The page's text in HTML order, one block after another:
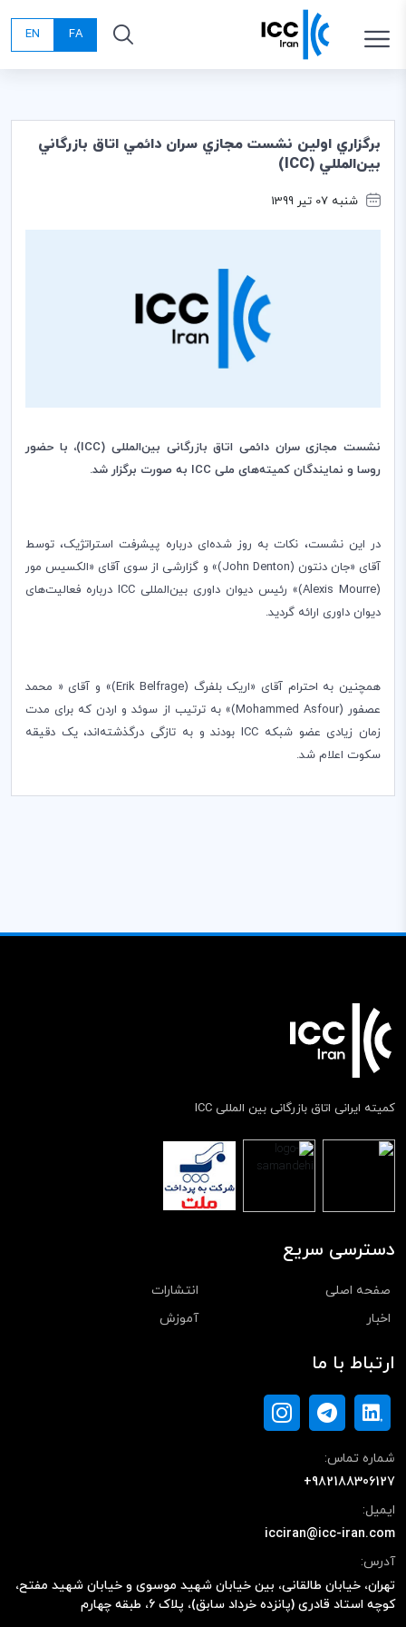
FA
EN
برگزاري اولين نشست مجازي سران دائمي اتاق بازرگاني
بين‌المللي (ICC)
شنبه 07 تیر 1399
نشست مجازی سران دائمی اتاق بازرگانی بین‌المللی (ICC)، با حضور
روسا و نمایندگان کمیته‌های ملی ICC به صورت برگزار شد.
در این نشست، نکات به روز شده‌ای درباره پیشرفت استراتژیک، توسط
آقای «جان دنتون (John Denton)» و گزارشی از سوی آقای «الکسیس مور
(
Alexis Mourre)» رئیس دیوان داوری بین‌المللی ICC درباره فعالیت‌های
دیوان داوری ارائه گردید.
همچنین به احترام آقای «اریک بلفرگ (Erik Belfrage)» و آقای « محمد
عصفور (Mohammed Asfour)» به ترتیب از سوئد و اردن که برای مدت
زمان زیادی عضو شبکه ICCبودند و به تازگی درگذشته‌اند، یک دقیقه
سکوت اعلام شد.
کمیته ایرانی اتاق بازرگانی بین المللی ICC
دسترسی سریع
صفحه اصلی
انتشارات
اخبار
آموزش
ارتباط با ما
شماره تماس:
+982188306127
ایمیل:
icciran@icc-iran.com
آدرس:
تهران، خیابان طالقانی، بین خیابان شهید موسوی و خیابان شهید مفتح،
کوچه استاد قادری (پانزده خرداد سابق)، پلاک ۶، طبقه چهارم